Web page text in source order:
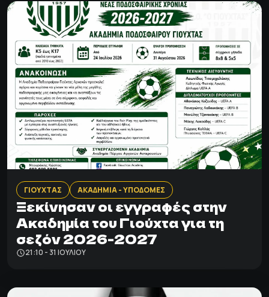
ΓΙΟΥΧΤΑΣ ΑΚΑΔΗΜΙΑ - ΥΠΟΔΟΜΕΣ
Ξεκίνησαν οι εγγραφές στην
Ακαδημία του Γιούχτα για τη
σεζόν 2026-2027
21:10 - 31 ΙΟΥΛΊΟΥ